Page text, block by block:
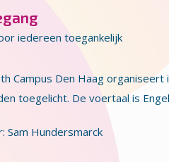
iedereen toegankelijk
Campus Den Haag
toegelicht. De voertaal is
Sam Hundersmarck